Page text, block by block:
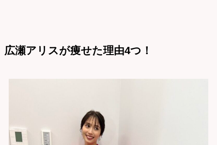
広瀬アリスが痩せた理由4つ！